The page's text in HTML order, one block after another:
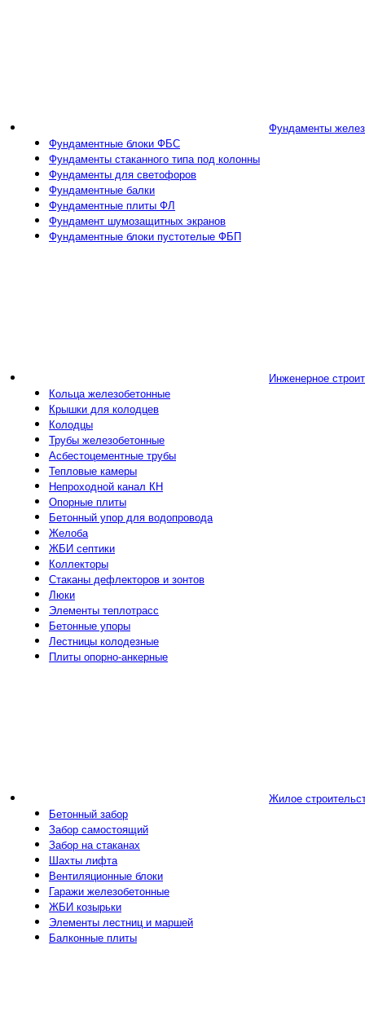
Фундаменты
Фундаментные блоки ФБС
Фундаменты стаканного типа под колонны
Фундаменты для светофоров
Фундаментные балки
Фундаментные плиты ФЛ
Фундамент шумозащитных экранов
Фундаментные блоки пустотелые ФБП
Инженерное
Кольца железобетонные
Крышки для колодцев
Колодцы
Трубы железобетонные
Асбестоцементные трубы
Тепловые камеры
Непроходной канал КН
Опорные плиты
Бетонный упор для водопровода
Желоба
ЖБИ септики
Коллекторы
Стаканы дефлекторов и зонтов
Люки
Элементы теплотрасс
Бетонные упоры
Лестницы колодезные
Плиты опорно-анкерные
Жилое
Бетонный забор
Забор самостоящий
Забор на стаканах
Шахты лифта
Вентиляционные блоки
Гаражи железобетонные
ЖБИ козырьки
Элементы лестниц и маршей
Балконные плиты